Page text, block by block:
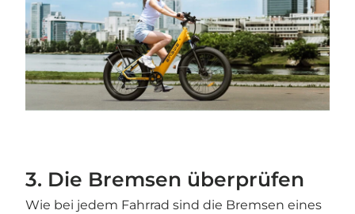
3. Die Bremsen überprüfen
Wie bei jedem Fahrrad sind die Bremsen eines